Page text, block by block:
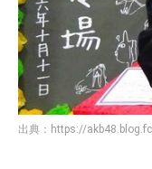
出典： https://